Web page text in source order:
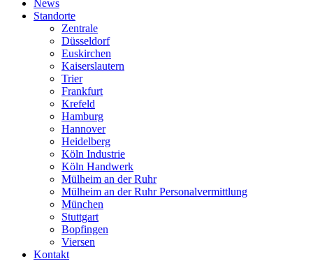
News
Standorte
Zentrale
Düsseldorf
Euskirchen
Kaiserslautern
Trier
Frankfurt
Krefeld
Hamburg
Hannover
Heidelberg
Köln Industrie
Köln Handwerk
Mülheim an der Ruhr
Mülheim an der Ruhr Personalvermittlung
München
Stuttgart
Bopfingen
Viersen
Kontakt